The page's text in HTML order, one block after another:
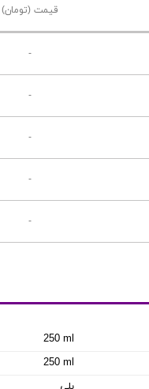
قیمت (تومان)
-
-
-
-
-
250 ml
250 ml